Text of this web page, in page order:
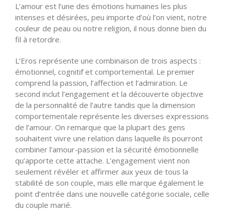
L’amour est l’une des émotions humaines les plus
intenses et désirées, peu importe d’où l’on vient, notre
couleur de peau ou notre religion, il nous donne bien du
fil à retordre.
L’Eros représente une combinaison de trois aspects :
émotionnel, cognitif et comportemental. Le premier
comprend la passion, l’affection et l’admiration. Le
second inclut l’engagement et la découverte objective
de la personnalité de l’autre tandis que la dimension
comportementale représente les diverses expressions
de l’amour. On remarque que la plupart des gens
souhaitent vivre une relation dans laquelle ils pourront
combiner l’amour-passion et la sécurité émotionnelle
qu’apporte cette attache. L’engagement vient non
seulement révéler et affirmer aux yeux de tous la
stabilité de son couple, mais elle marque également le
point d’entrée dans une nouvelle catégorie sociale, celle
du couple marié.